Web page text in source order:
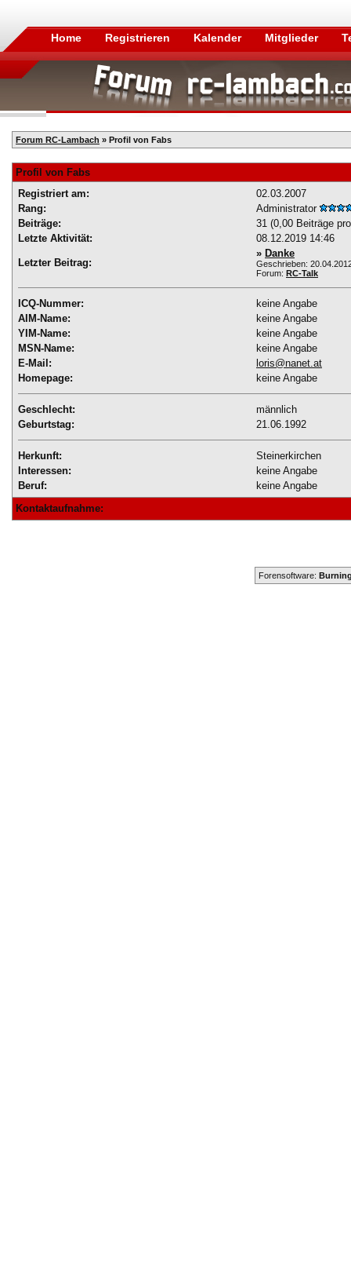
Home Registrieren Kalender Mitglieder
Forum RC-Lambach » Profil von Fabs
Profil von Fabs
Registriert am:
02.03.2007
Rang:
Administrator
Beiträge:
31 (0,00 Beiträge
Letzte Aktivität:
08.12.2019 14:46
Letzter Beitrag:
» Danke
Geschrieben:
Forum: RC-Talk
ICQ-Nummer:
keine Angabe
AIM-Name:
keine Angabe
YIM-Name:
keine Angabe
MSN-Name:
keine Angabe
E-Mail:
loris@nanet.at
Homepage:
keine Angabe
Geschlecht:
männlich
Geburtstag:
21.06.1992
Herkunft:
Steinerkirchen
Interessen:
keine Angabe
Beruf:
keine Angabe
Kontaktaufnahme:
Forensoftware: